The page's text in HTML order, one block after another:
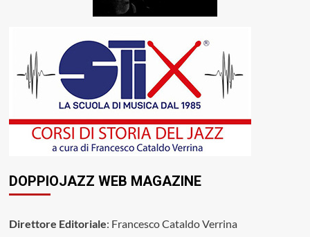
DOPPIOJAZZ WEB MAGAZINE
Direttore Editoriale: Francesco Cataldo Verrina